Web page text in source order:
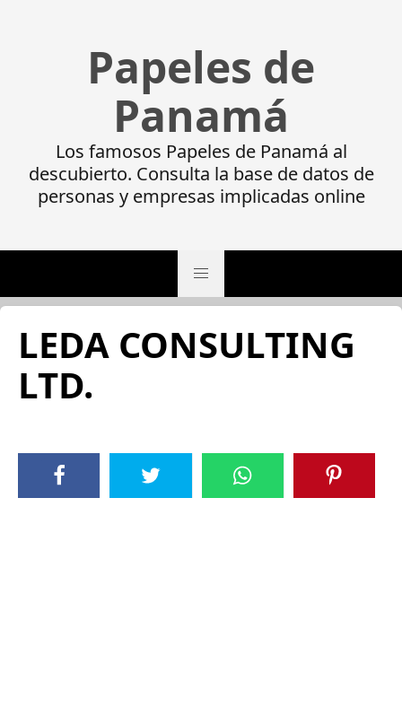
Papeles de
Panamá
Los famosos Papeles de Panamá al
descubierto. Consulta la base de datos de
personas y empresas implicadas online
LEDA CONSULTING
LTD.